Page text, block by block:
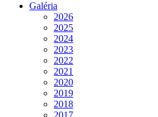
Galéria
2026
2025
2024
2023
2022
2021
2020
2019
2018
2017